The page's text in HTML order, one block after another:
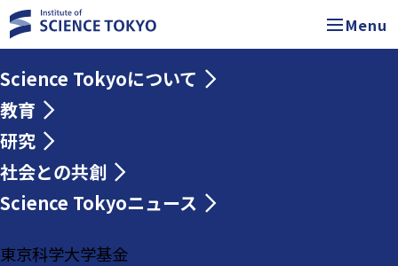
Menu
Science Tokyoについて
教育
研究
社会との共創
Science Tokyoニュース
東京科学大学基金